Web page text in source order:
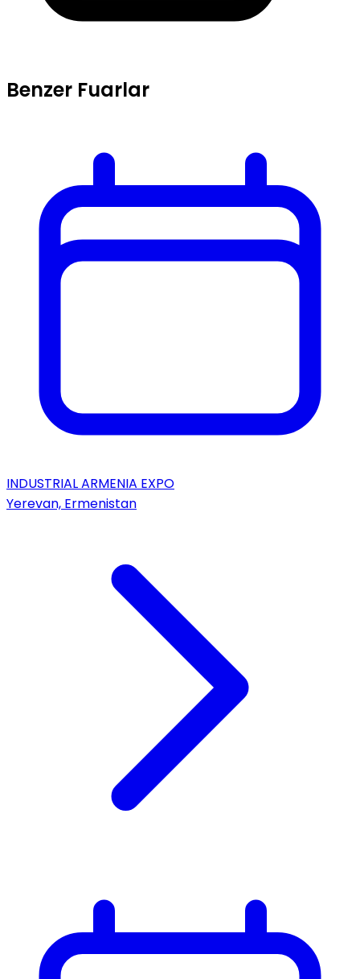
Benzer Fuarlar
INDUSTRIAL ARMENIA EXPO
Yerevan, Ermenistan